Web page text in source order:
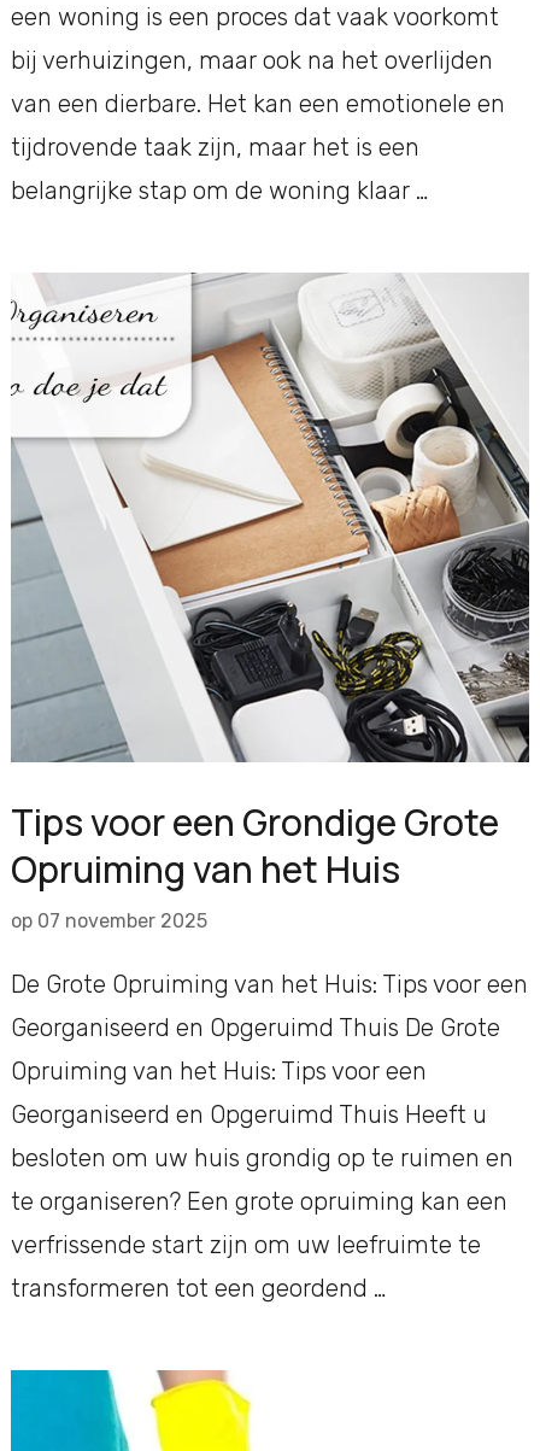
een woning is een proces dat vaak voorkomt
bij verhuizingen, maar ook na het overlijden
van een dierbare. Het kan een emotionele en
tijdrovende taak zijn, maar het is een
belangrijke stap om de woning klaar …
Tips voor een Grondige Grote
Opruiming van het Huis
op 07 november 2025
De Grote Opruiming van het Huis: Tips voor een
Georganiseerd en Opgeruimd Thuis De Grote
Opruiming van het Huis: Tips voor een
Georganiseerd en Opgeruimd Thuis Heeft u
besloten om uw huis grondig op te ruimen en
te organiseren? Een grote opruiming kan een
verfrissende start zijn om uw leefruimte te
transformeren tot een geordend …